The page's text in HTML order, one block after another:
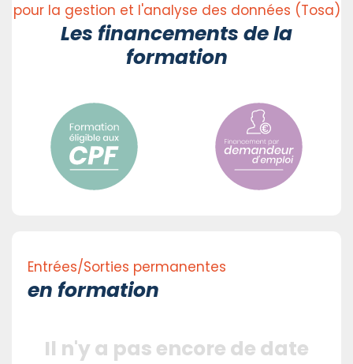
pour la gestion et l'analyse des données (Tosa)
Les financements de la
formation
Entrées/Sorties permanentes
en formation
Il n'y a pas encore de date